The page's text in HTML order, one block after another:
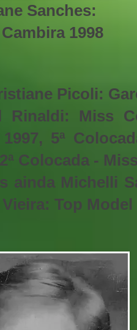
Sanches:
1998
Picoli:
Rinaldi: Miss
1997, 5ª
Colocada -
ainda Michelli
Top Model